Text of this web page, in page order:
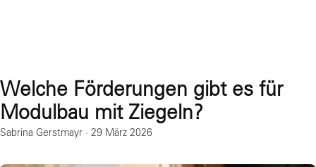
Welche Förderungen gibt es für
Modulbau mit Ziegeln?
Sabrina Gerstmayr · 29 März 2026